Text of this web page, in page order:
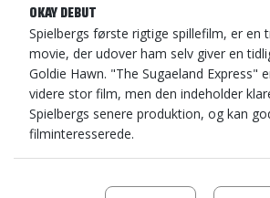
OKAY DEBUT
Spielbergs første rigtige spillefilm, er en
movie, der udover ham selv giver en
Goldie Hawn. "The Sugaeland Express"
videre stor film, men den indeholder
Spielbergs senere produktion, og kan
filminteresserede.